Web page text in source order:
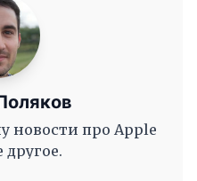
новости про Apple
другое.